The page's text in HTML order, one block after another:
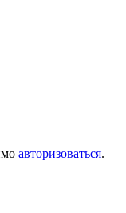
авторизоваться.